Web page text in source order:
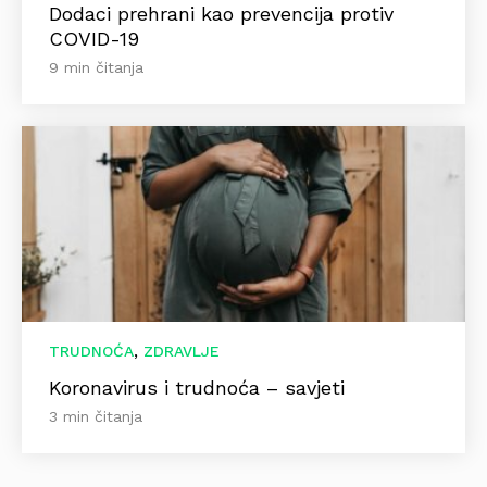
Dodaci prehrani kao prevencija protiv
COVID-19
9 min čitanja
TRUDNOĆA, ZDRAVLJE
Koronavirus i trudnoća – savjeti
3 min čitanja